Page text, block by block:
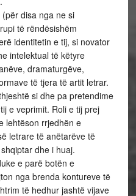
disa nga ne si
të rëndësishëm
identitetin e tij, si novator
intelektual të këtyre
dramaturgëve,
të tjera të artit letrar.
si dhe pa pretendime
e veprimit. Roli e tij prej
lehtëson rrjedhën e
letrare të anëtarëve të
dhe i huaj.
e parë botën e
nga brenda kontureve të
të hedhur jashtë vijave